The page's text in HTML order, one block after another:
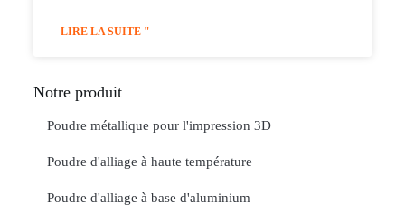
LIRE LA SUITE "
Notre produit
Poudre métallique pour l'impression 3D
Poudre d'alliage à haute température
Poudre d'alliage à base d'aluminium